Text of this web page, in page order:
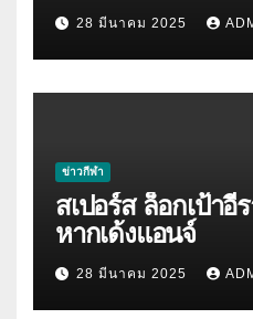
28 มีนาคม 2025
ข่าวกีฬา
สเปอร์ส ล็อกเป้าอี
หากเด้งแอนจ์
28 มีนาคม 2025